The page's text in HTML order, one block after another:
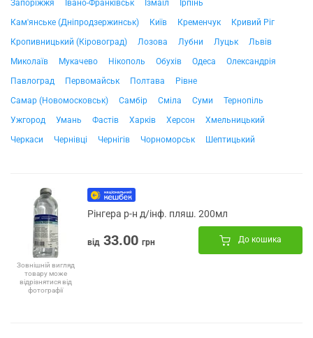
Запоріжжя
Івано-Франківськ Ізмаїл
Ірпінь
Кам'янське (Дніпродзержинськ)
Київ Кременчук
Кривий Ріг
Кропивницький (Кіровоград)
Лозова Лубни Луцьк
Львів
Миколаїв
Мукачево Нікополь Обухів Одеса
Олександрія
Павлоград
Первомайськ Полтава
Рівне
Самар (Новомосковськ)
Самбір Сміла Суми
Тернопіль
Ужгород
Умань Фастів Харків Херсон
Хмельницький
Черкаси
Чернівці Чернігів Чорноморськ Шептицький
Зовнішній вигляд
товару може
відрізнятися від
фотографії
Рінгера р-н д/інф. пляш. 200мл
від 33.00 грн До кошика